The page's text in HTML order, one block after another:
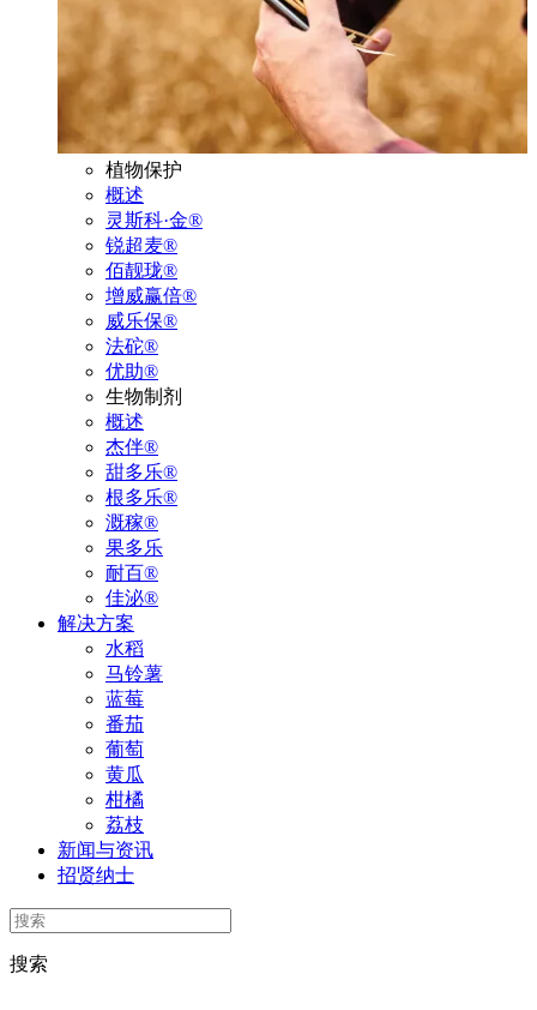
植物保护
概述
灵斯科·金®
锐超麦®
佰靓珑®
增威赢倍®
威乐保®
法砣®
优助®
生物制剂
概述
杰伴®
甜多乐®
根多乐®
溉稼®
果多乐
耐百®
佳泌®
解决方案
水稻
马铃薯
蓝莓
番茄
葡萄
黄瓜
柑橘
荔枝
新闻与资讯
招贤纳士
搜索